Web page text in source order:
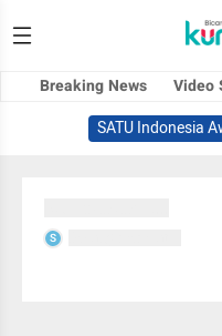
Breaking News Video
SATU Indonesia
S